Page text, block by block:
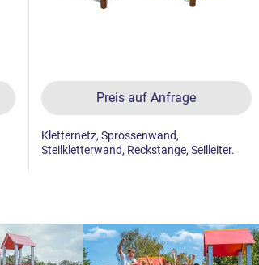
Preis auf Anfrage
Kletternetz, Sprossenwand,
Steilkletterwand, Reckstange, Seilleiter.